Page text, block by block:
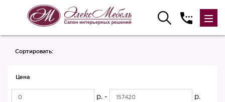
Сортировать:
Цена
р. - р.